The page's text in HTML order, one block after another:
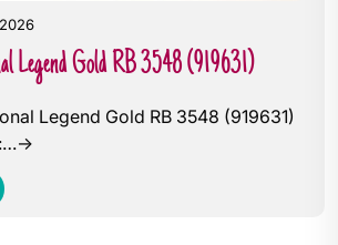
Legend Gold RB 3548 (919631)
Legend Gold RB 3548 (919631)
>